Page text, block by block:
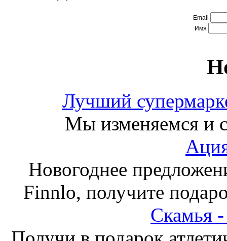
Email
Имя
Лучший
Мы изменяемся и
Новогоднее
Finnlo, получите